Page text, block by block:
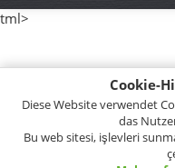
Cookie-
Diese Website verwendet
das
Bu web sitesi, işlevleri